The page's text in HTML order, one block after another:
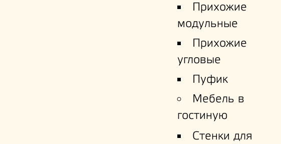
Прихожие
модульные
Прихожие
угловые
Пуфик
Мебель в
гостиную
Стенки для